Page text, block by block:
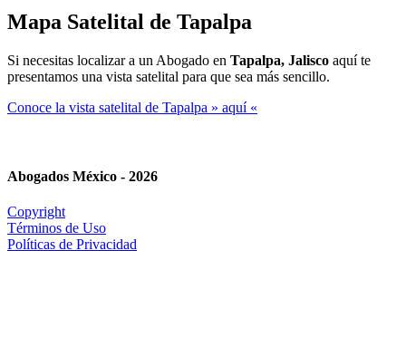
Mapa Satelital de Tapalpa
Si necesitas localizar a un Abogado en Tapalpa, Jalisco aquí te
presentamos una vista satelital para que sea más sencillo.
Conoce la vista satelital de Tapalpa » aquí «
Abogados México - 2026
Copyright
Términos de Uso
Políticas de Privacidad